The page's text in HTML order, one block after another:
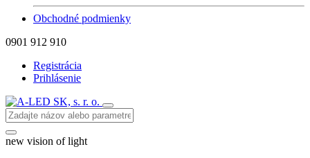
Obchodné podmienky
0901 912 910
Registrácia
Prihlásenie
new vision of light